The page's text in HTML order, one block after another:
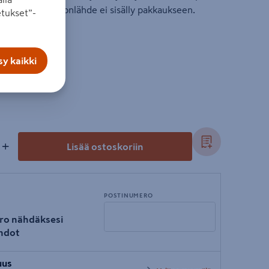
runko. Valonlähde ei sisälly pakkaukseen.
+ Lisää ostoskoriin
nähdäksesi
POSTINUMERO
postinumero
kaikki